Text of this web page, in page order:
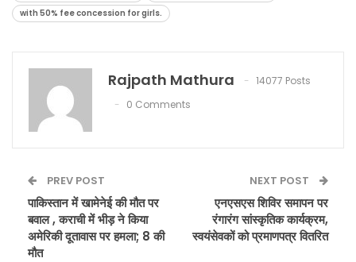
with 50% fee concession for girls.
Rajpath Mathura
14077 Posts
0 Comments
PREV POST
पाकिस्तान में खामेनेई की मौत पर
बवाल , कराची में भीड़ ने किया
अमेरिकी दूतावास पर हमला; 8 की
मौत
NEXT POST
एनएसएस शिविर समापन पर
रंगारंग सांस्कृतिक कार्यक्रम,
स्वयंसेवकों को प्रमाणपत्र वितरित